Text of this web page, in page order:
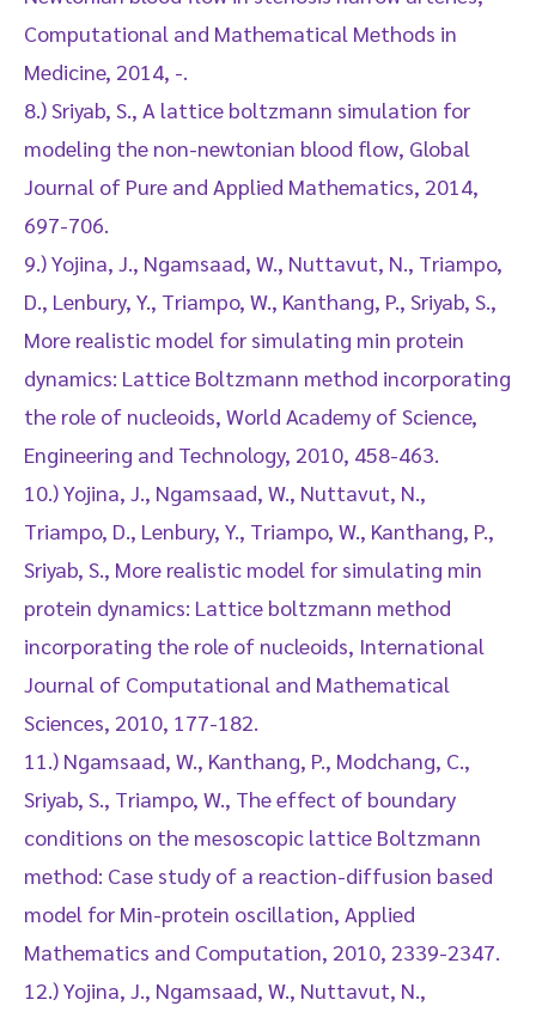
Computational and Mathematical Methods in
Medicine, 2014, -.
8.) Sriyab, S., A lattice boltzmann simulation for
modeling the non-newtonian blood flow, Global
Journal of Pure and Applied Mathematics, 2014,
697-706.
9.) Yojina, J., Ngamsaad, W., Nuttavut, N., Triampo,
D., Lenbury, Y., Triampo, W., Kanthang, P., Sriyab, S.,
More realistic model for simulating min protein
dynamics: Lattice Boltzmann method incorporating
the role of nucleoids, World Academy of Science,
Engineering and Technology, 2010, 458-463.
10.) Yojina, J., Ngamsaad, W., Nuttavut, N.,
Triampo, D., Lenbury, Y., Triampo, W., Kanthang, P.,
Sriyab, S., More realistic model for simulating min
protein dynamics: Lattice boltzmann method
incorporating the role of nucleoids, International
Journal of Computational and Mathematical
Sciences, 2010, 177-182.
11.) Ngamsaad, W., Kanthang, P., Modchang, C.,
Sriyab, S., Triampo, W., The effect of boundary
conditions on the mesoscopic lattice Boltzmann
method: Case study of a reaction-diffusion based
model for Min-protein oscillation, Applied
Mathematics and Computation, 2010, 2339-2347.
12.) Yojina, J., Ngamsaad, W., Nuttavut, N.,